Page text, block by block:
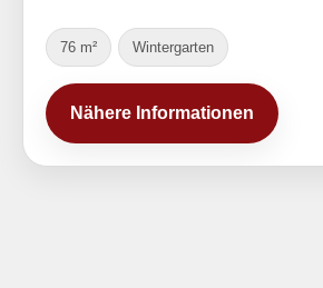
76 m² Wintergarten
Nähere Informationen